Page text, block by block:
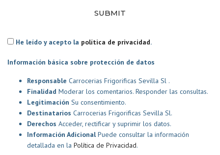
SUBMIT
He leído y acepto la política de privacidad.
Información básica sobre protección de datos
Responsable Carrocerias Frigorificas Sevilla Sl .
Finalidad Moderar los comentarios. Responder las consultas.
Legitimación Su consentimiento.
Destinatarios Carrocerias Frigorificas Sevilla Sl.
Derechos Acceder, rectificar y suprimir los datos.
Información AdicionalPuede consultar la información
detallada en la Política de Privacidad.